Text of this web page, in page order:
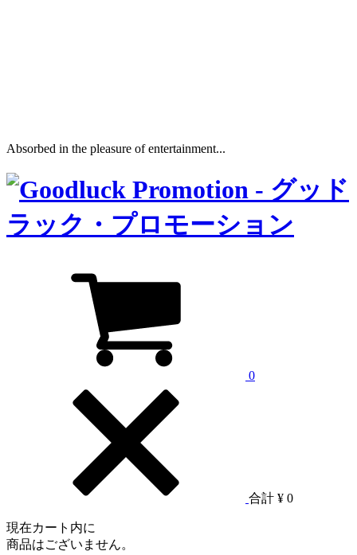
Absorbed in the pleasure of entertainment...
0
合計 ¥ 0
現在カート内に
商品はございません。